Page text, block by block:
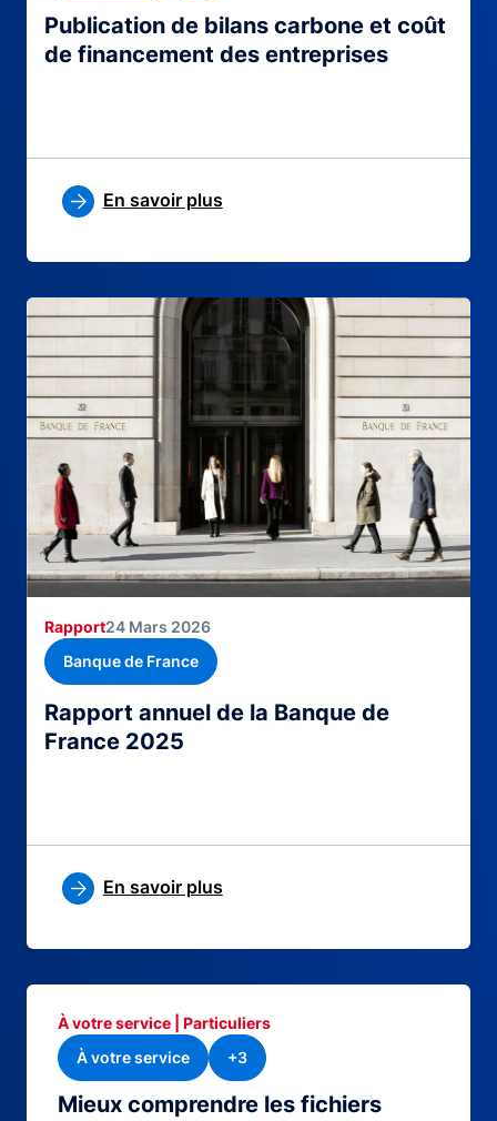
Publication de bilans carbone et coût
de financement des entreprises
En savoir plus
Rapport annuel de la Banque de
France 2025
Rapport24 Mars 2026
Banque de France
En savoir plus
Mieux comprendre les fichiers
À votre service | Particuliers
À votre service
+3